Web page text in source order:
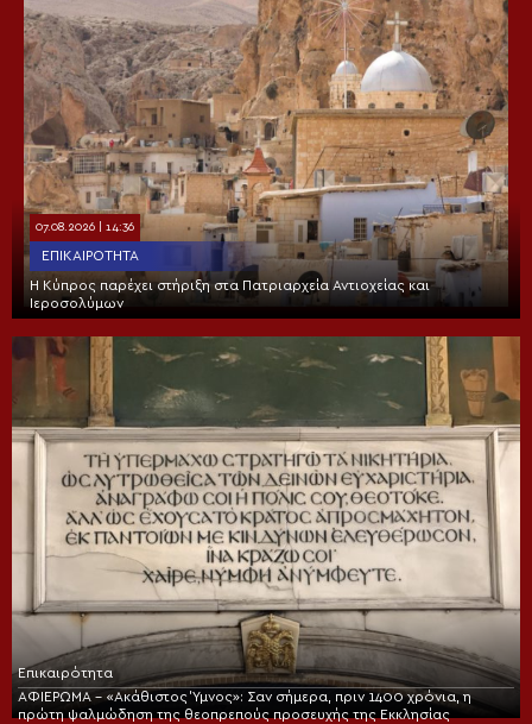
07.08.2026 | 14:36
ΕΠΙΚΑΙΡΌΤΗΤΑ
Η Κύπρος παρέχει στήριξη στα Πατριαρχεία Αντιοχείας και
Ιεροσολύμων
Επικαιρότητα
ΑΦΙΕΡΩΜΑ – «Ακάθιστος Ύμνος»: Σαν σήμερα, πριν 1400 χρόνια, η
πρώτη ψαλμώδηση της θεοπρεπούς προσευχής της Εκκλησίας